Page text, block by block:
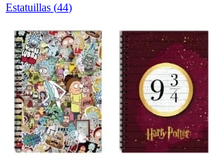
Estatuillas (44)